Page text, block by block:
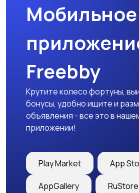
Детская одежда
Детский транспорт
Мобильное
Freebby
Крутите колесо фортуны,
бонусы, удобно ищите и
объявления - все это в
приложении!
Play Market App
AppGallery RuStore